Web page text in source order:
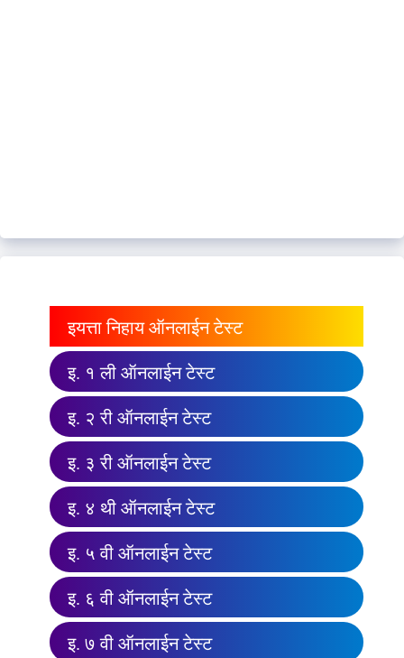
इयत्ता निहाय ऑनलाईन टेस्ट
इ. १ ली ऑनलाईन टेस्ट
इ. २ री ऑनलाईन टेस्ट
इ. ३ री ऑनलाईन टेस्ट
इ. ४ थी ऑनलाईन टेस्ट
इ. ५ वी ऑनलाईन टेस्ट
इ. ६ वी ऑनलाईन टेस्ट
इ. ७ वी ऑनलाईन टेस्ट